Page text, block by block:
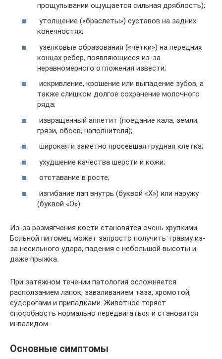
прощупывании ощущается сильная дряблость);
утолщение («браслеты») суставов на задних
конечностях;
узелковые образования («четки») на передних
концах ребер, появляющиеся из-за
неравномерного отложения извести;
искривление, крошение или выпадение зубов, а
также слишком долгое сохранение молочного
ряда;
извращенный аппетит (поедание кала, земли,
грязи, обоев, наполнителя);
широкая и заметно просевшая грудная клетка;
ухудшение качества шерсти и кожи;
отставание в росте;
изгибание лап внутрь (буквой «Х») или наружу
(буквой «О»).
Из-за размягчения кости становятся очень хрупкими.
Больной питомец может запросто получить травму из-
за несильного удара, падения с небольшой высоты и
даже прыжка.
При затяжном течении патология осложняется
расползанием лапок, заваливанием таза, хромотой,
судорогами и припадками. Животное теряет
способность нормально передвигаться и становится
инвалидом.
Основные симптомы